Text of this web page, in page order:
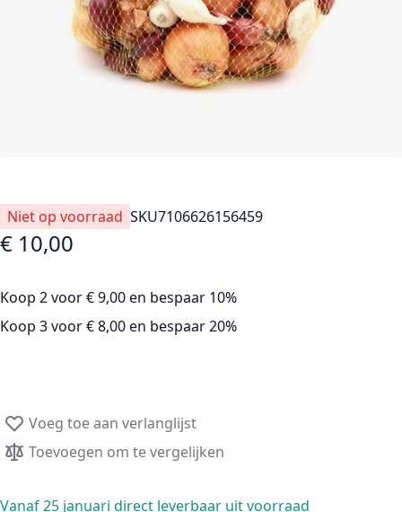
Niet op voorraad SKU7106626156459
€ 10,00
Koop 2 voor€ 9,00en bespaar 10%
Koop 3 voor€ 8,00en bespaar20%
Voeg toe aan verlanglijst
Toevoegen om te vergelijken
Vanaf 25 januari direct leverbaar uit voorraad